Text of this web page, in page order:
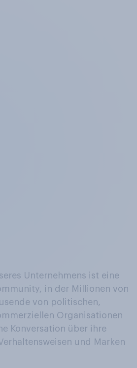
Unternehmens ist eine
in der Millionen von
von politischen,
Organisationen
Konversation über ihre
und Marken